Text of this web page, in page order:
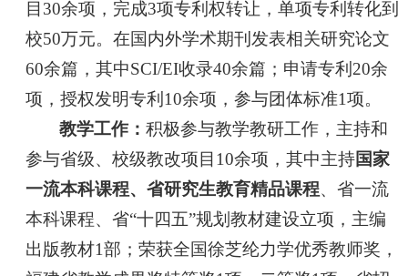
目30余项，完成3项专利权转让，单项专利转化到
校50万元。在国内外学术期刊发表相关研究论文
60余篇，其中SCI/EI收录40余篇；申请专利20余
项，授权发明专利10余项，参与团体标准1项。
教学工作：积极参与教学教研工作，主持和
参与省级、校级教改项目10余项，其中主持国家
一流本科课程、省研究生教育精品课程、省一流
本科课程、省“十四五”规划教材建设立项，主编
出版教材1部；荣获全国徐芝纶力学优秀教师奖，